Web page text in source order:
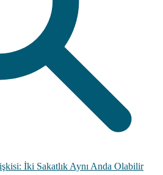
İki Sakatlık Aynı Anda Olabilir